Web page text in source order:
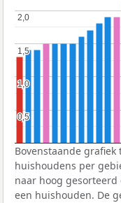
0,5
0,5
1,0
1,0
1,5
1,5
2,0
2,0
Bovenstaande
huishoudens per
naar hoog
een huishouden. De